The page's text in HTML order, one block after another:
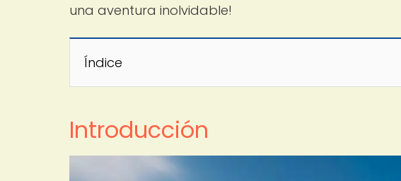
una aventura inolvidable!
Índice
Introducción